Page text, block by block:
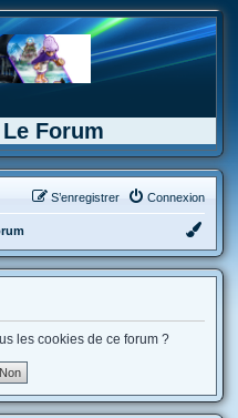
Forum
Connexion
S’enregistrer
les cookies de ce forum ?